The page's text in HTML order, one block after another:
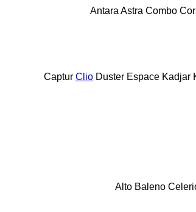
Antara Astra Combo
Captur Clio Duster Espace Kadjar
Alto Baleno